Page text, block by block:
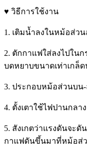
♥ วิธีการใช้งาน
1. เติมน้ำลงในหม้อส่ว
2. ตักกาแฟใส่ลงไปใน
บดหยาบขนาดเท่าเกล็
3. ประกอบหม้อส่วนบน
4. ตั้งเตาใช้ไฟปานกล
5. สังเกตว่าแรงดันจะ
กาแฟดันขึ้นมาที่หม้อส่